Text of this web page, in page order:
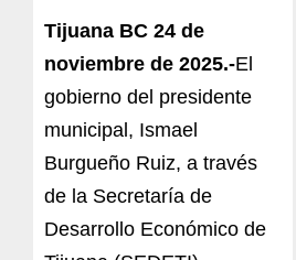
Tijuana BC 24 de
noviembre de 2025.-El
gobierno del presidente
municipal, Ismael
Burgueño Ruiz, a través
de la Secretaría de
Desarrollo Económico de